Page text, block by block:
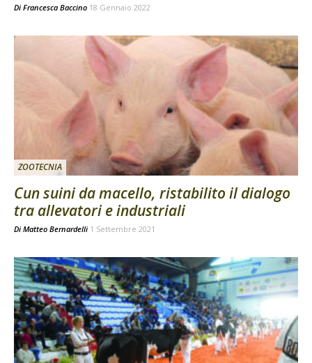
Di Francesca Baccino 18 Gennaio 2022
ZOOTECNIA
Cun suini da macello, ristabilito il dialogo
tra allevatori e industriali
Di Matteo Bernardelli 1 Settembre 2021